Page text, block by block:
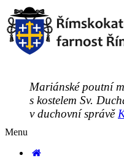
Mariánské poutní
s kostelem Sv.
v duchovní správě
Menu